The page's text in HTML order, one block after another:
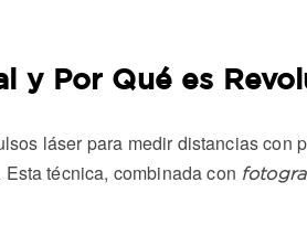
y Por Qué es
láser para medir distancias con
técnica, combinada con